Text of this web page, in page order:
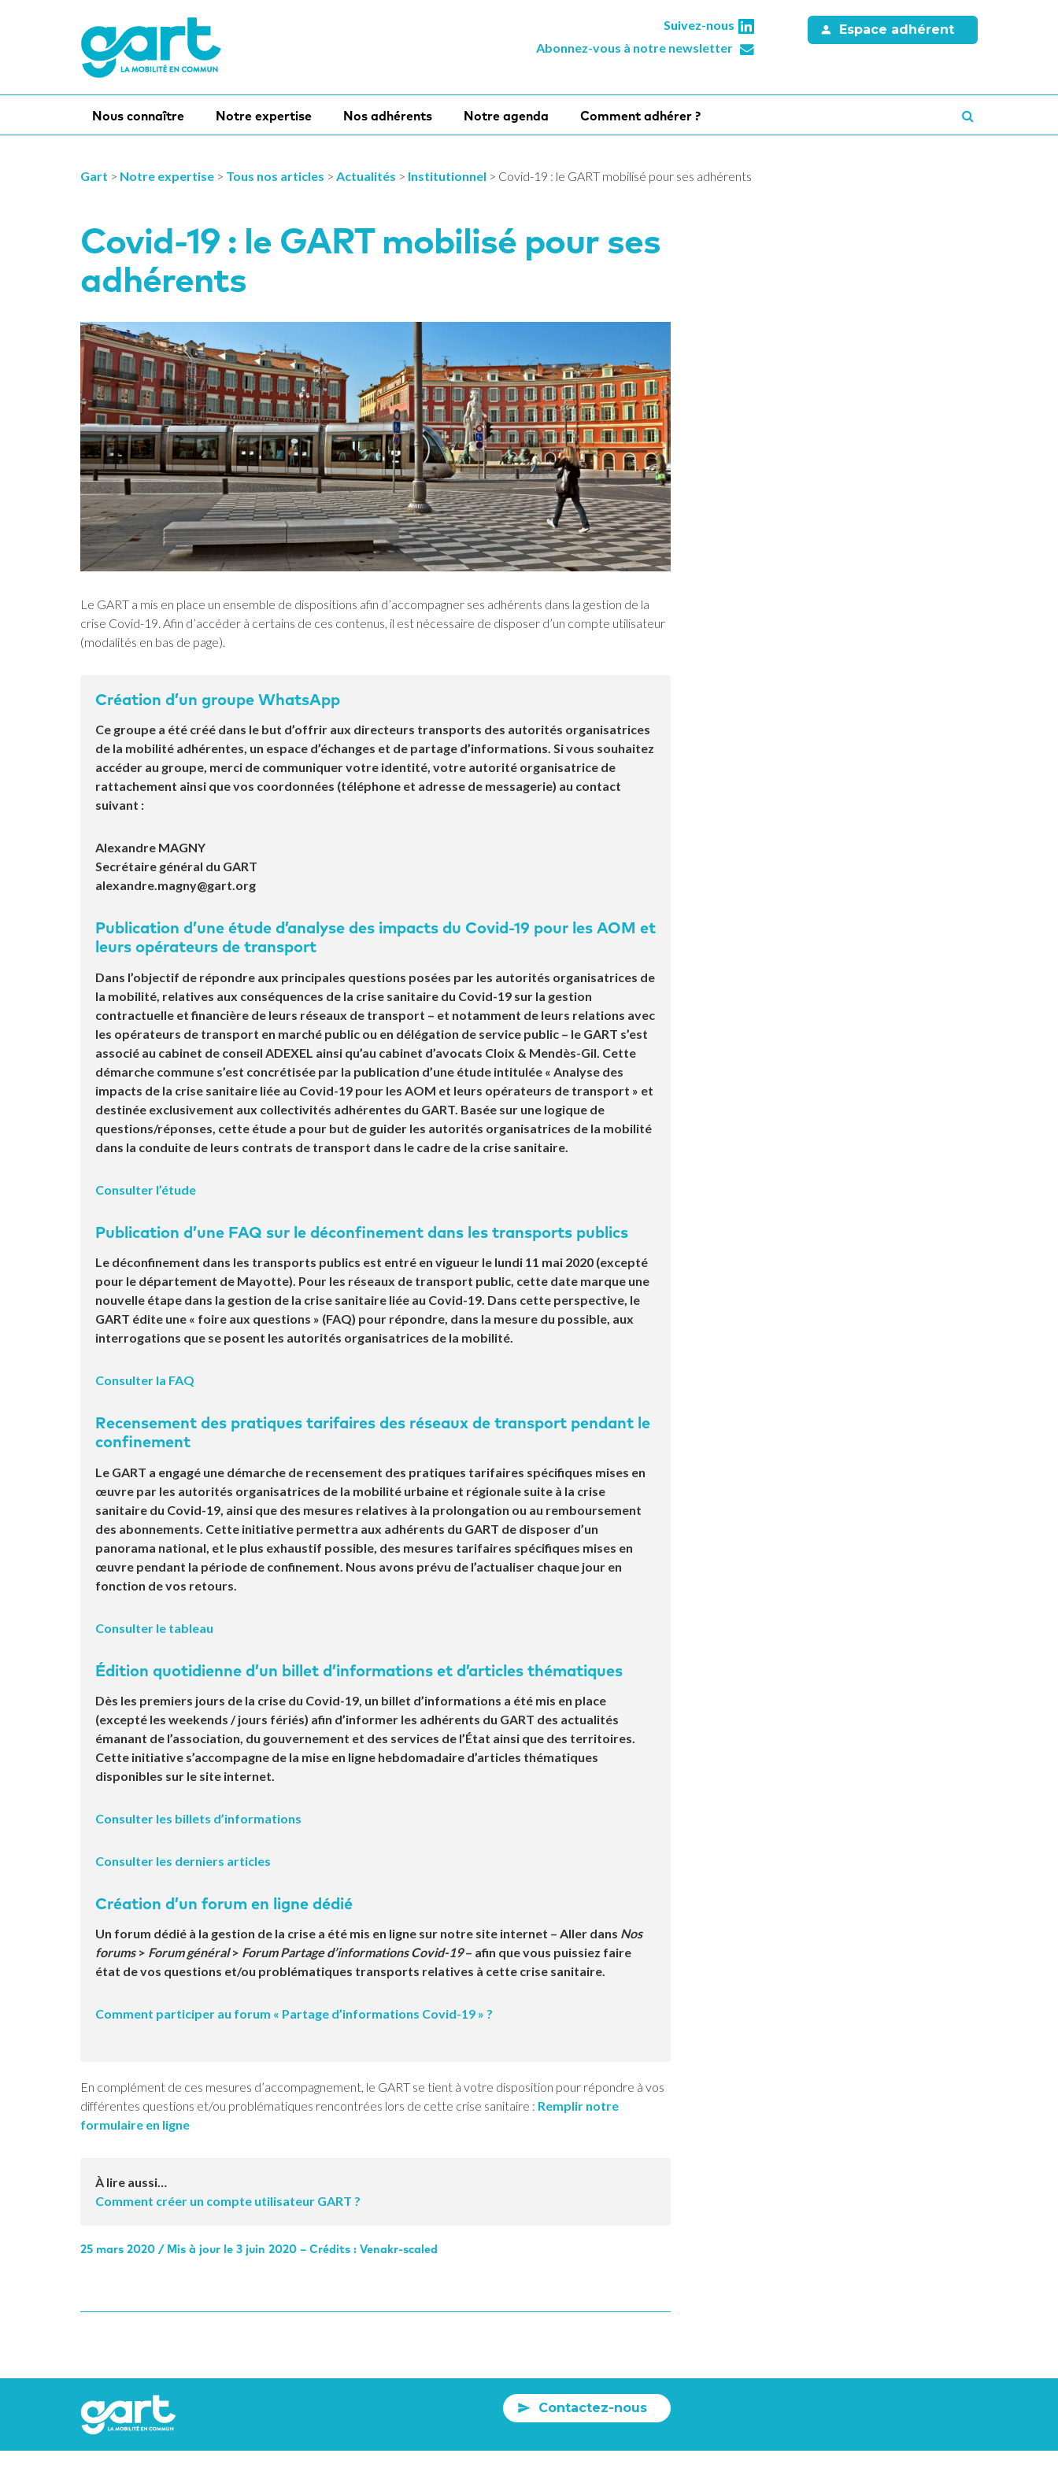
Suivez-nous
Abonnez-vous à notre newsletter
Espace adhérent
Nous connaître Notre expertise Nos adhérents Notre agenda Comment adhérer ?
Gart > Notre expertise > Tous nos articles > Actualités > Institutionnel > Covid-19 : le GART mobilisé pour ses adhérents
Covid-19 : le GART mobilisé pour ses
adhérents
Le GART a mis en place un ensemble de dispositions afin d’accompagner ses adhérents dans la gestion de la
crise Covid-19. Afin d’accéder à certains de ces contenus, il est nécessaire de disposer d’un compte utilisateur
(modalités en bas de page).
Création d’un groupe WhatsApp
Ce groupe a été créé dans le but d’offrir aux directeurs transports des autorités organisatrices
de la mobilité adhérentes, un espace d’échanges et de partage d’informations. Si vous souhaitez
accéder au groupe, merci de communiquer votre identité, votre autorité organisatrice de
rattachement ainsi que vos coordonnées (téléphone et adresse de messagerie) au contact
suivant :
Alexandre MAGNY
Secrétaire général du GART
alexandre.magny@gart.org
Publication d’une étude d’analyse des impacts du Covid-19 pour les AOM et
leurs opérateurs de transport
Dans l’objectif de répondre aux principales questions posées par les autorités organisatrices de
la mobilité, relatives aux conséquences de la crise sanitaire du Covid-19 sur la gestion
contractuelle et financière de leurs réseaux de transport – et notamment de leurs relations avec
les opérateurs de transport en marché public ou en délégation de service public – le GART s’est
associé au cabinet de conseil ADEXEL ainsi qu’au cabinet d’avocats Cloix & Mendès-Gil. Cette
démarche commune s’est concrétisée par la publication d’une étude intitulée « Analyse des
impacts de la crise sanitaire liée au Covid-19 pour les AOM et leurs opérateurs de transport » et
destinée exclusivement aux collectivités adhérentes du GART. Basée sur une logique de
questions/réponses, cette étude a pour but de guider les autorités organisatrices de la mobilité
dans la conduite de leurs contrats de transport dans le cadre de la crise sanitaire.
Consulter l’étude
Publication d’une FAQ sur le déconfinement dans les transports publics
Le déconfinement dans les transports publics est entré en vigueur le lundi 11 mai 2020 (excepté
pour le département de Mayotte). Pour les réseaux de transport public, cette date marque une
nouvelle étape dans la gestion de la crise sanitaire liée au Covid-19. Dans cette perspective, le
GART édite une « foire aux questions » (FAQ) pour répondre, dans la mesure du possible, aux
interrogations que se posent les autorités organisatrices de la mobilité.
Consulter la FAQ
Recensement des pratiques tarifaires des réseaux de transport pendant le
confinement
Le GART a engagé une démarche de recensement des pratiques tarifaires spécifiques mises en
œuvre par les autorités organisatrices de la mobilité urbaine et régionale suite à la crise
sanitaire du Covid-19, ainsi que des mesures relatives à la prolongation ou au remboursement
des abonnements. Cette initiative permettra aux adhérents du GART de disposer d’un
panorama national, et le plus exhaustif possible, des mesures tarifaires spécifiques mises en
œuvre pendant la période de confinement. Nous avons prévu de l’actualiser chaque jour en
fonction de vos retours.
Consulter le tableau
Édition quotidienne d’un billet d’informations et d’articles thématiques
Dès les premiers jours de la crise du Covid-19, un billet d’informations a été mis en place
(excepté les weekends / jours fériés) afin d’informer les adhérents du GART des actualités
émanant de l’association, du gouvernement et des services de l’État ainsi que des territoires.
Cette initiative s’accompagne de la mise en ligne hebdomadaire d’articles thématiques
disponibles sur le site internet.
Consulter les billets d’informations
Consulter les derniers articles
Création d’un forum en ligne dédié
Un forum dédié à la gestion de la crise a été mis en ligne sur notre site internet – Aller dans Nos
forums> Forum général> Forum Partage d’informations Covid-19– afin que vous puissiez faire
état de vos questions et/ou problématiques transports relatives à cette crise sanitaire.
Comment participer au forum « Partage d’informations Covid-19 » ?
En complément de ces mesures d’accompagnement, le GART se tient à votre disposition pour répondre à vos
différentes questions et/ou problématiques rencontrées lors de cette crise sanitaire : Remplir notre
formulaire en ligne
À lire aussi…
Comment créer un compte utilisateur GART ?
25 mars 2020 / Mis à jour le 3 juin 2020 – Crédits : Venakr-scaled
Contactez-nous